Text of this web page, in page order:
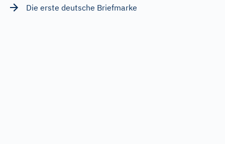
Die erste deutsche Briefmarke